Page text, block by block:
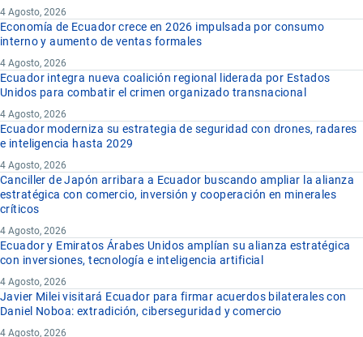
4 Agosto, 2026
Economía de Ecuador crece en 2026 impulsada por consumo
interno y aumento de ventas formales
4 Agosto, 2026
Ecuador integra nueva coalición regional liderada por Estados
Unidos para combatir el crimen organizado transnacional
4 Agosto, 2026
Ecuador moderniza su estrategia de seguridad con drones, radares
e inteligencia hasta 2029
4 Agosto, 2026
Canciller de Japón arribara a Ecuador buscando ampliar la alianza
estratégica con comercio, inversión y cooperación en minerales
críticos
4 Agosto, 2026
Ecuador y Emiratos Árabes Unidos amplían su alianza estratégica
con inversiones, tecnología e inteligencia artificial
4 Agosto, 2026
Javier Milei visitará Ecuador para firmar acuerdos bilaterales con
Daniel Noboa: extradición, ciberseguridad y comercio
4 Agosto, 2026